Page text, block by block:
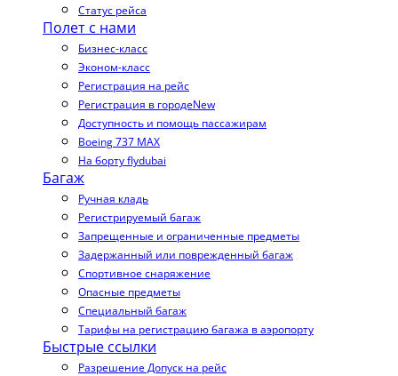
Статус рейса
Полет с нами
Бизнес-класс
Эконом-класс
Регистрация на рейс
Регистрация в городеNew
Доступность и помощь пассажирам
Boeing 737 MAX
На борту flydubai
Багаж
Ручная кладь
Регистрируемый багаж
Запрещенные и ограниченные предметы
Задержанный или поврежденный багаж
Спортивное снаряжение
Опасные предметы
Специальный багаж
Тарифы на регистрацию багажа в аэропорту
Быстрые ссылки
Разрешение Допуск на рейс